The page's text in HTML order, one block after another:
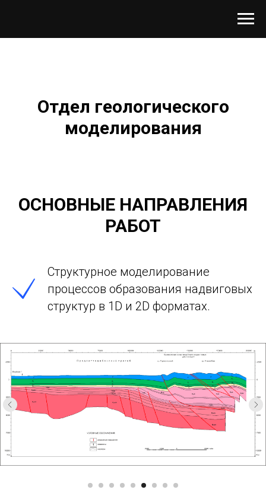
Отдел геологического
моделирования
ОСНОВНЫЕ НАПРАВЛЕНИЯ
РАБОТ
Структурное моделирование
процессов образования надвиговых
структур в 1D и 2D форматах.